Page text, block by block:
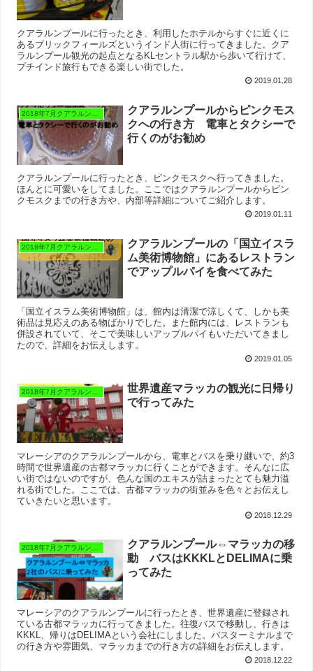
クアラルンプールに行ったとき、利用したホテルからすぐに近くに
あるブリックフィールズというインド人街に行ってきました。クア
ラルンプール観光の起点となるKLセントラル駅から歩いて行けて、
プチインド旅行もできる楽しい街でした。
2019.01.28
クアラルンプールからピンクモス
クへの行き方 電車とタクシーで
行くのがお勧め
クアラルンプールに行ったとき、ピンクモスクへ行ってきました。
ほんとに可愛いをしてました。ここではクアラルンプールからピン
クモスクまでの行き方や、内部等詳細についてご紹介します。
2019.01.11
クアラルンプールの「国立イスラ
ム美術博物館」にあるレストラン
でアップルパイを食べてみた
「国立イスラム美術博物館」は、館内は清潔で涼しくて、しかも美
術品は見応えのある物ばかりでした。また館内には、レストランも
併設されていて、そこで美味しいアップルパイもいただいてきまし
たので、詳細をお伝えします。
2019.01.05
世界遺産マラッカの観光に日帰り
で行ってみた
マレーシアのクアラルンプールから、電車とバスを乗り継いで、約3
時間で世界遺産の古都マラッカに行くことができます。そんなに広
い街ではないのですが、色んな国のエキスが詰まったとても魅力溢
れる街でした。ここでは、古都マラッカの街並みを色々とお伝えし
ていきたいと思います。
2018.12.29
2018年7月クアラルンプール
クアラルンプール⇔マラッカの移
動 バスはKKKLとDELIMAに乗
ってみた
マレーシアのクアラルンプールに行ったとき、世界遺産に登録され
ている古都マラッカに行ってきました。往復バスで移動し、行きは
KKKL、帰りはDELIMAという会社にしました。バスターミナルまで
の行き方や雰囲気、マラッカまでの行き方の詳細をお伝えします。
2018.12.22